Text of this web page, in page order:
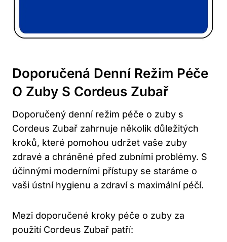
Doporučená Denní Režim Péče
O Zuby S Cordeus Zubař
Doporučený denní režim péče o zuby s
Cordeus Zubař zahrnuje několik důležitých
kroků, které pomohou udržet vaše zuby
zdravé a chráněné před zubními problémy. S
účinnými moderními přístupy se staráme o
vaši ústní hygienu a zdraví s maximální péčí.
Mezi doporučené kroky péče o zuby za
použití Cordeus Zubař patří: